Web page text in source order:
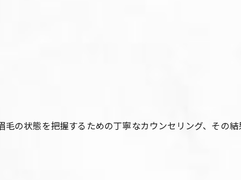
の状態を把握するための丁寧なカウンセリング、その